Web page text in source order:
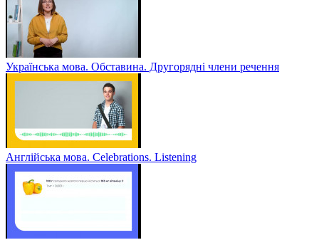
Українська мова. Обставина. Другорядні члени речення
Англійська мова. Celebrations. Listening